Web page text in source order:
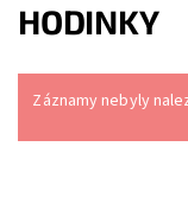
HODINKY
Záznamy nebyly